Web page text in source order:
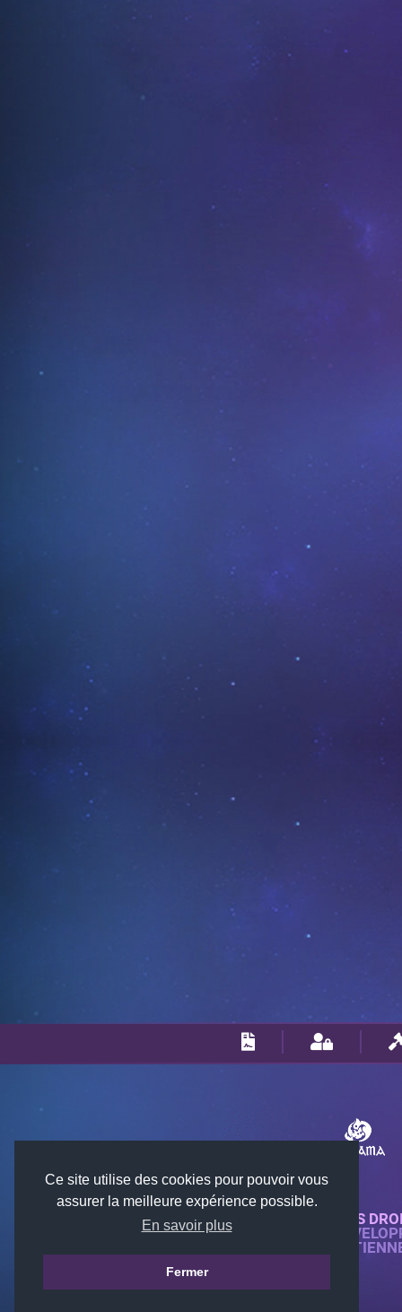
Ce site utilise des cookies pour pouvoir vous
assurer la meilleure expérience possible.
En savoir plus
Fermer
© 2018-2026 KTARENA. TOUS
SITE WEB ENTIÈREMENT
TOUTES LES IMAGES